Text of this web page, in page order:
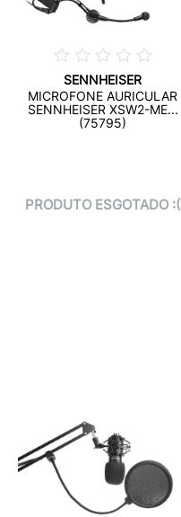
SENNHEISER
MICROFONE AURICULAR
SENNHEISER XSW2-ME...
(75795)
PRODUTO ESGOTADO :(